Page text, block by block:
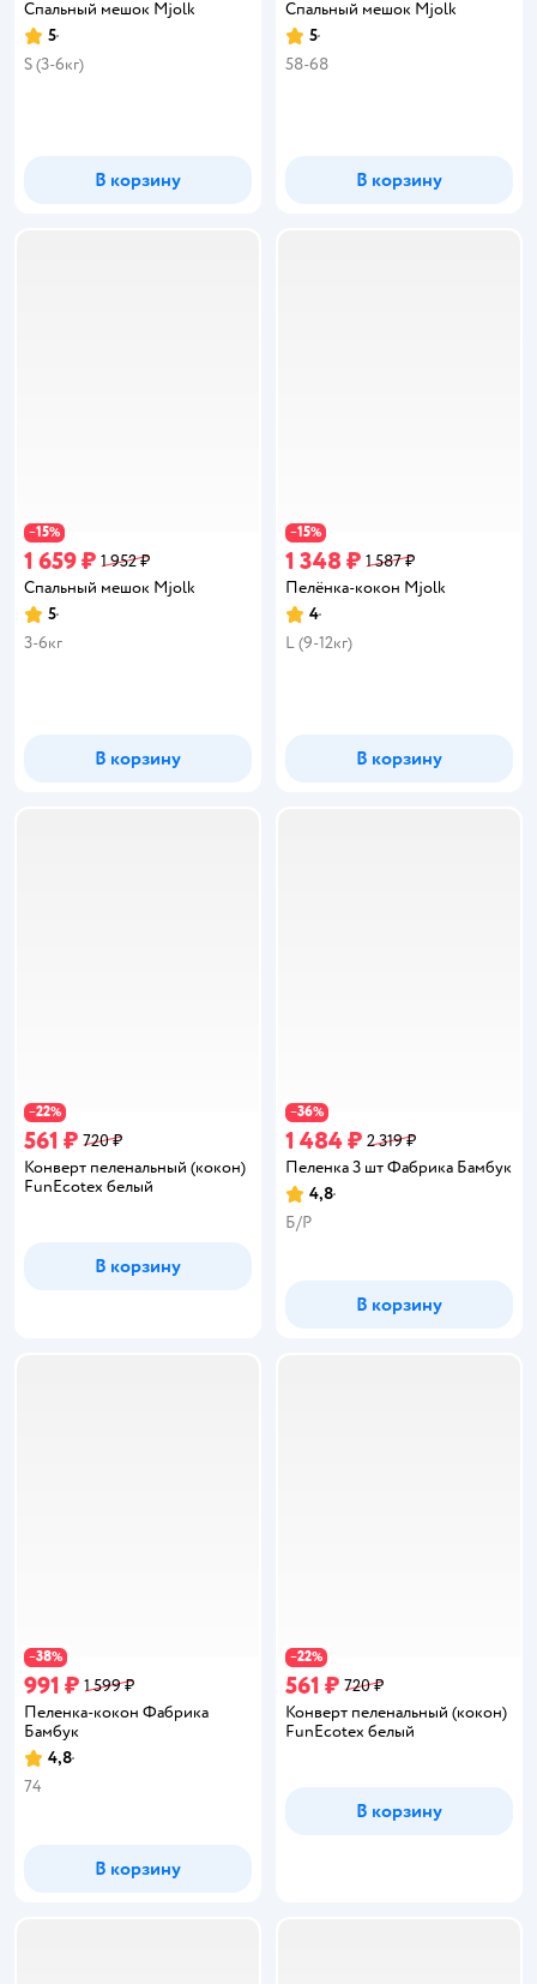
Спальный мешок Mjolk
Рейтинг:
5
S (3-6кг)
В корзину
Спальный мешок Mjolk
Рейтинг:
5
58-68
В корзину
−15%
1 659 ₽ 1 952 ₽
Спальный мешок Mjolk
Рейтинг:
5
3-6кг
В корзину
−15%
1 348 ₽ 1 587 ₽
Пелёнка-кокон Mjolk
Рейтинг:
4
L (9-12кг)
В корзину
−22%
561 ₽ 720 ₽
Конверт пеленальный (кокон)
FunEcotex белый
В корзину
−36%
1 484 ₽ 2 319 ₽
Пеленка 3 шт Фабрика Бамбук
Рейтинг:
4,8
Б/Р
В корзину
−38%
991 ₽ 1 599 ₽
Пеленка-кокон Фабрика
Бамбук
Рейтинг:
4,8
74
В корзину
−22%
561 ₽ 720 ₽
Конверт пеленальный (кокон)
FunEcotex белый
В корзину